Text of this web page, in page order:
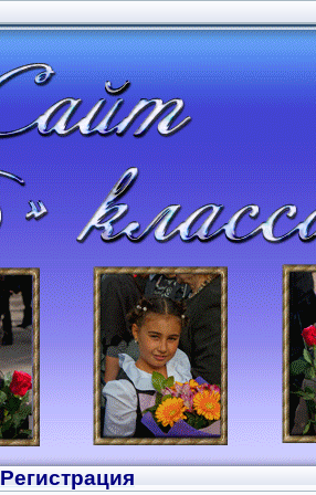
Регистрация